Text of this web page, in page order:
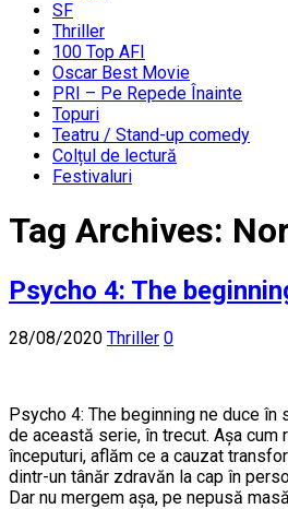
SF
Thriller
100 Top AFI
Oscar Best Movie
PRI – Pe Repede Înainte
Topuri
Teatru / Stand-up comedy
Colțul de lectură
Festivaluri
Tag Archives:
Psycho 4: The
28/08/2020 Thriller 0
Psycho 4: The beginning ne duce în
de această serie, în trecut. Așa cum
începuturi, aflăm ce a cauzat
dintr-un tânăr zdravăn la cap în
Dar nu mergem așa, pe nepusă